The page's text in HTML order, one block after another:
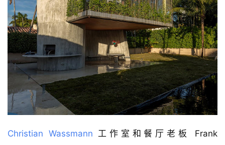
Christian Wassmann 工作室和餐厅老板 Frank